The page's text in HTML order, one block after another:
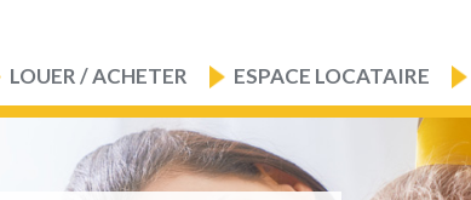
LOUER / ACHETER ESPACE LOCATAIRE